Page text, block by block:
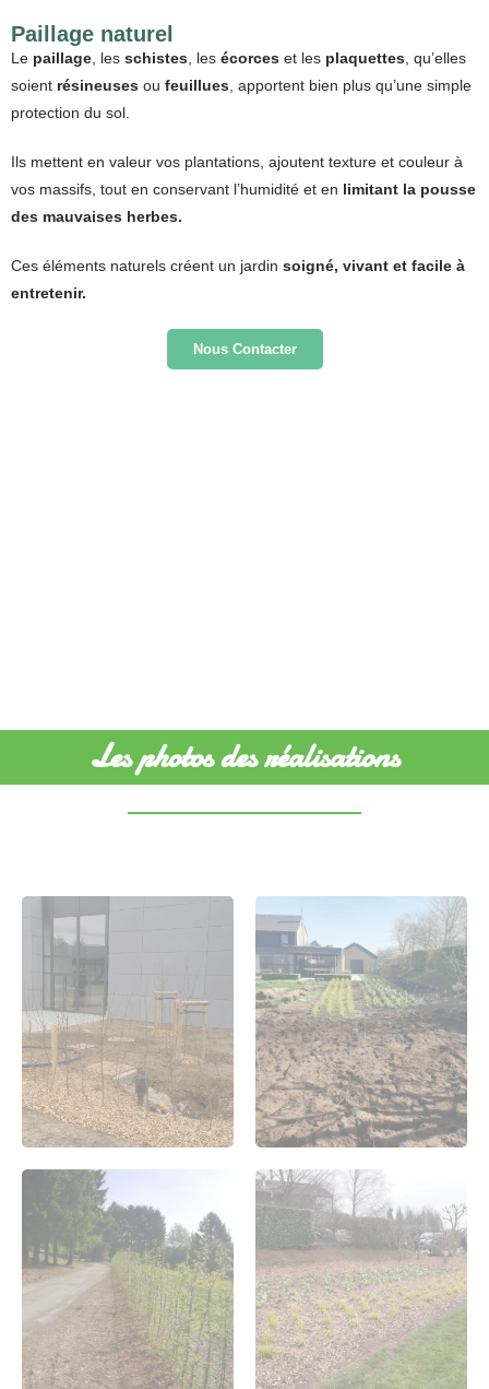
Paillage naturel
Le paillage , les schistes , les écorces et les plaquettes , qu’elles
soient résineuses ou feuillues , apportent bien plus qu’une simple
protection du sol.
Ils mettent en valeur vos plantations , ajoutent texture et couleur à
vos massifs, tout en conservant l’humidité et en limitant la pousse
des mauvaises herbes.
Ces éléments naturels créent un jardin soigné, vivant et facile à
entretenir.
Nous Contacter
Les photos des réalisations